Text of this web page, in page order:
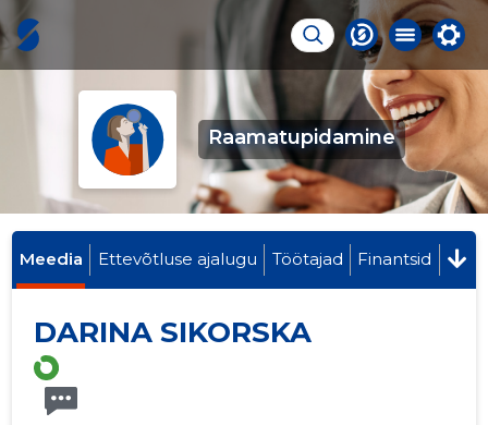
Raamatupidamine
Meedia Ettevõtluse ajalugu Töötajad Finantsid
DARINA SIKORSKA